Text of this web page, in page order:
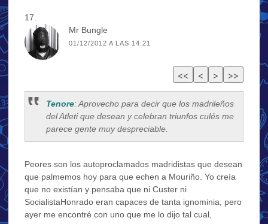
Mr Bungle
01/12/2012 A LAS 14:21
Tenore: Aprovecho para decir que los madrileños
del Atleti que desean y celebran triunfos culés me
parece gente muy despreciable.
Peores son los autoproclamados madridistas que desean
que palmemos hoy para que echen a Mouriño. Yo creía
que no existían y pensaba que ni Custer ni
SocialistaHonrado eran capaces de tanta ignominia, pero
ayer me encontré con uno que me lo dijo tal cual,